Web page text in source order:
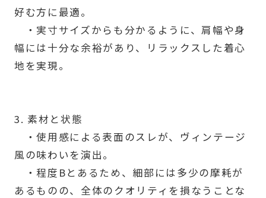
好む方に最適。
・実寸サイズからも分かるように、肩幅や身
幅には十分な余裕があり、リラックスした着心
地を実現。
3. 素材と状態
・使用感による表面のスレが、ヴィンテージ
風の味わいを演出。
・程度Bとあるため、細部には多少の摩耗が
あるものの、全体のクオリティを損なうことな